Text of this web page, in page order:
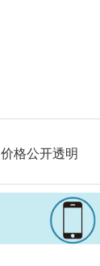
价格公开透明